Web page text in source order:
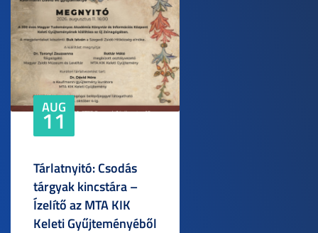
AUG
11
Tárlatnyitó: Csodás
tárgyak kincstára –
Ízelítő az MTA KIK
Keleti Gyűjteményéből